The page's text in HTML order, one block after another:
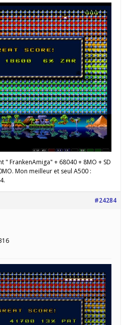
FrankenAmiga" + 68040 + 8MO + SD
Mon meilleur et seul A500 :
#24284